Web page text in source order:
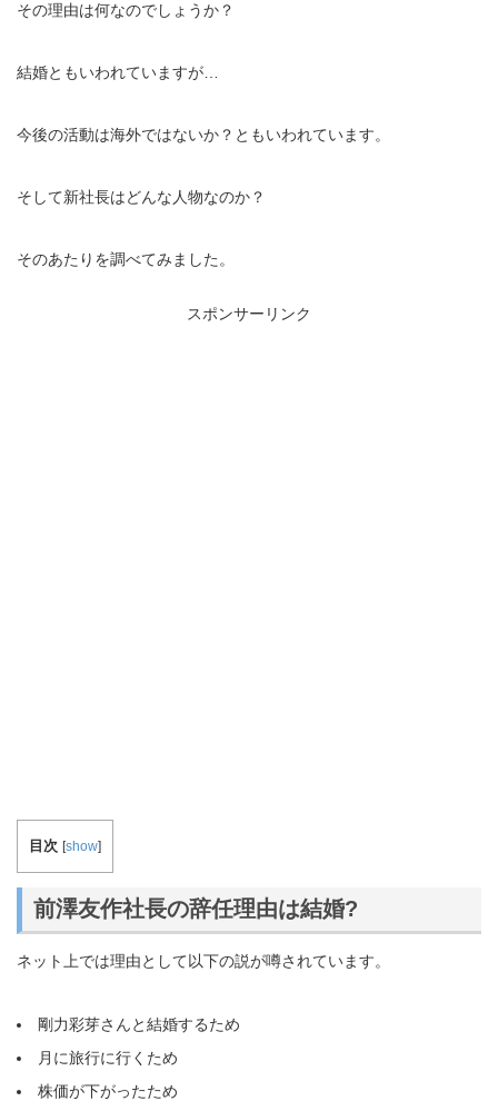
その理由は何なのでしょうか？
結婚ともいわれていますが…
今後の活動は海外ではないか？ともいわれています。
そして新社長はどんな人物なのか？
そのあたりを調べてみました。
スポンサーリンク
目次 [show]
前澤友作社長の辞任理由は結婚?
ネット上では理由として以下の説が噂されています。
剛力彩芽さんと結婚するため
月に旅行に行くため
株価が下がったため